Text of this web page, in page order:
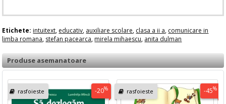
Etichete: intuitext, educativ, auxiliare scolare, clasa a ii a, comunicare in
limba romana, stefan pacearca, mirela mihaescu, anita dulman
Produse asemanatoare
rasfoieste -20% rasfoieste -45%